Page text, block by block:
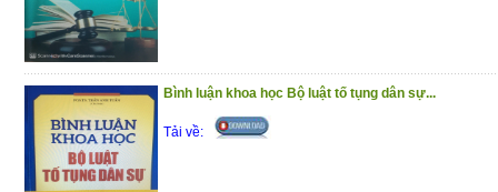
Bình luận khoa học Bộ luật tố tụng dân sự...
Tải về: